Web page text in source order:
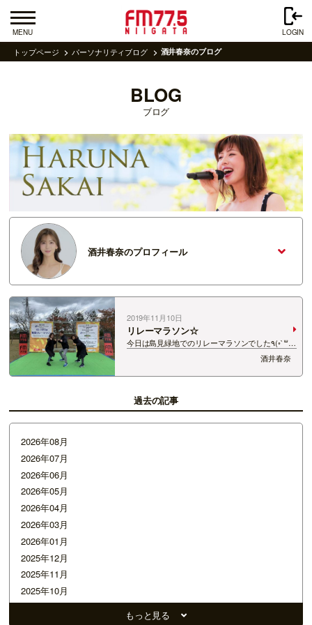
MENU LOGIN
トップページ パーソナリティブログ 酒井春奈のブログ
BLOG
ブログ
酒井春奈のプロフィール
2019年11月10日
リレーマラソン☆
今日は島見緑地でのリレーマラソンでした٩(◦`꒳
´◦)۶ ゴッチャチーム スプラッシュチーム そして
我らがプレイヤーズチーム！ その名もチーム祈
り！ …
酒井春奈
過去の記事
2026年08月
2026年07月
2026年06月
2026年05月
2026年04月
2026年03月
2026年01月
2025年12月
2025年11月
2025年10月
2025年09月
もっと見る